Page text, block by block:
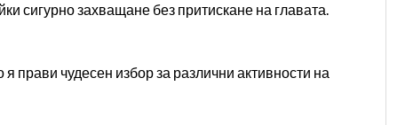
сигурно захващане без притискане на главата.
прави чудесен избор за различни активности на